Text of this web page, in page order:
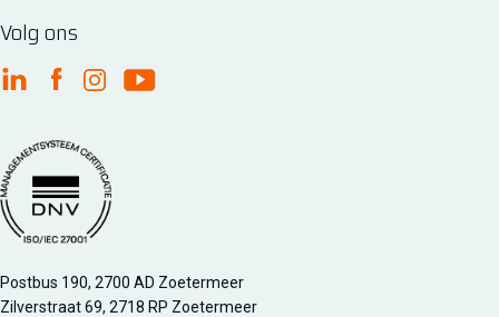
Volg ons
FME Linkedin
FME Facebook
FME Instagram
FME Youtube
Managementsyteem certificatie DNV iso/iec 27001
Postbus 190, 2700 AD Zoetermeer
Zilverstraat 69, 2718 RP Zoetermeer